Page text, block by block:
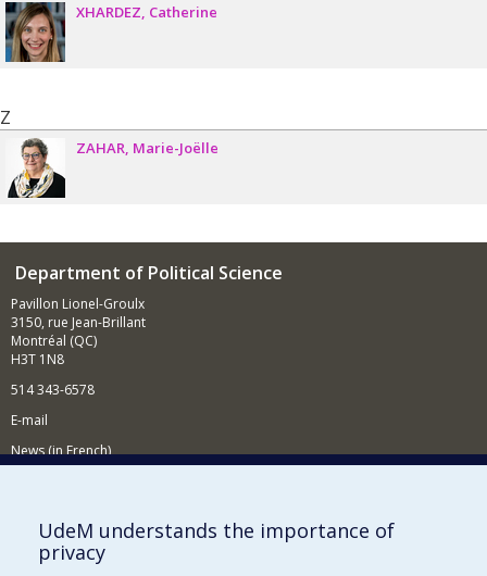
XHARDEZ Catherine
Z
ZAHAR Marie-Joëlle
Department of Political Science
Pavillon Lionel-Groulx
3150, rue Jean-Brillant
Montréal (QC)
H3T 1N8
514 343-6578
E-mail
News (in French)
Supporting the Department
NEED HELP?
UdeM understands the importance of
privacy